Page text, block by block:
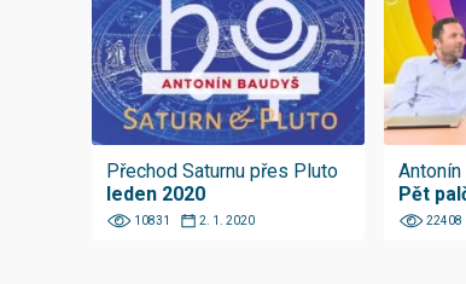
Přechod Saturnu přes Pluto
leden 2020
10831 2. 1. 2020
Antonín
Pět
22408